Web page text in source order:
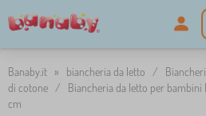
Banaby.it » biancheria da letto /
di cotone /
Biancheria da letto per bambini
cm